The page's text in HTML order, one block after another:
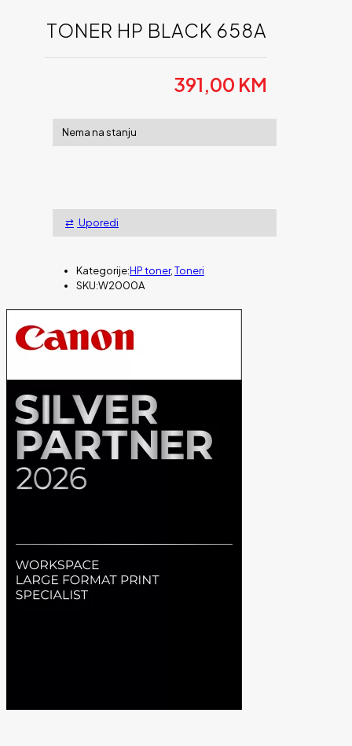
TONER HP BLACK 658A
391,00 KM
Nema na stanju
Uporedi
Kategorije:HP toner,Toneri
SKU:W2000A